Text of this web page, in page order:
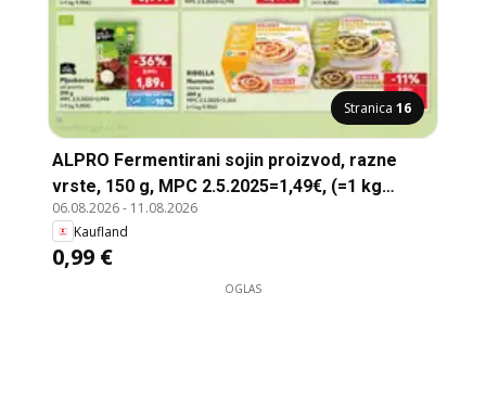
Stranica 16
ALPRO Fermentirani sojin proizvod, razne
vrste, 150 g, MPC 2.5.2025=1,49€, (=1 kg
6,60€)
06.08.2026- 11.08.2026
Kaufland
0,99 €
OGLAS